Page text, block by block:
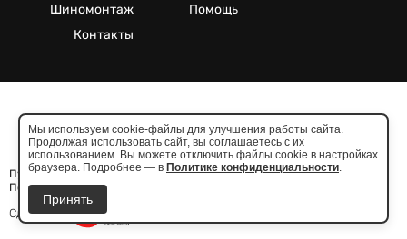
Шиномонтаж
Контакты
Помощь
©2025. Все права защищены.
Meta признана экстремистcкой организацией в России
Публичная оферта
Политика конфиденциальности
Сделано в
Мы используем cookie-файлы для улучшения работы сайта.
Продолжая использовать сайт, вы соглашаетесь с их
использованием. Вы можете отключить файлы cookie в настройках
браузера. Подробнее — в Политике конфиденциальности.
Принять